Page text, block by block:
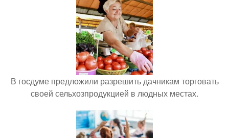
В госдуме предложили разрешить дачникам торговать
своей сельхозпродукцией в людных местах.